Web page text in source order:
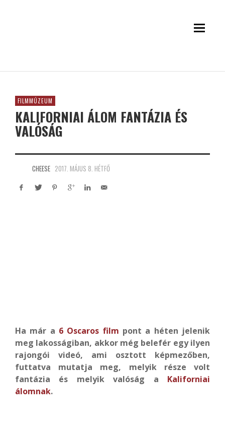
FILMMÚZEUM
KALIFORNIAI ÁLOM FANTÁZIA ÉS
VALÓSÁG
CHEESE 2017. MÁJUS 8. HÉTFŐ
Ha már a 6 Oscaros film pont a héten jelenik
meg lakosságiban, akkor még belefér egy ilyen
rajongói videó, ami osztott képmezőben,
futtatva mutatja meg, melyik része volt
fantázia és melyik valóság a Kaliforniai
álomnak.